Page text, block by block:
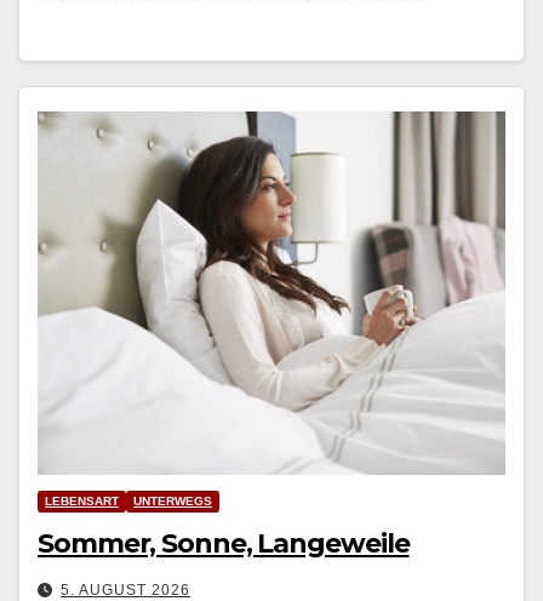
LEBENSART UNTERWEGS
Sommer, Sonne, Langeweile
5. AUGUST 2026